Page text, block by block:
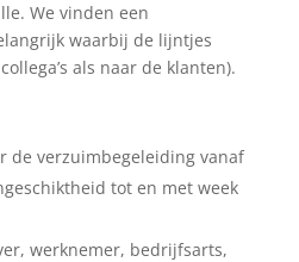
We vinden een
waarbij de lijntjes
als naar de klanten).
de verzuimbegeleiding vanaf
tot en met week
werknemer, bedrijfsarts,